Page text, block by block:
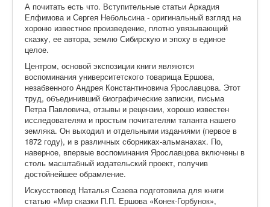
А почитать есть что. Вступительные статьи Аркадия
Елфимова и Сергея Небольсина - оригинальный взгляд на
хороню известное произведение, плотно увязывающий
сказку, ее автора, землю Сибирскую и эпоху в единое
целое.
Центром, основой экспозиции книги являются
воспоминания университетского товарища Ершова,
незабвенного Андрея Константиновича Ярославцова. Этот
труд, объединивший биографические записки, письма
Петра Павловича, отзывы и рецензии, хорошо известен
исследователям и простым почитателям таланта нашего
земляка. Он выходил и отдельными изданиями (первое в
1872 году), и в различных сборниках-альманахах. По,
наверное, впервые воспоминания Ярославцова включены в
столь масштабный издательский проект, получив
достойнейшее обрамление.
Искусствовед Наталья Сезева подготовила для книги
статью «Мир сказки П.П. Ершова «Конек-Горбунок»,